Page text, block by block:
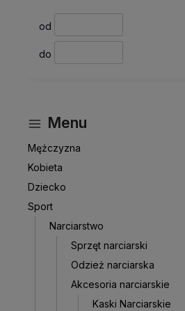
od
do
Menu
Mężczyzna
Kobieta
Dziecko
Sport
Narciarstwo
Sprzęt narciarski
Odzież narciarska
Akcesoria narciarskie
Kaski Narciarskie